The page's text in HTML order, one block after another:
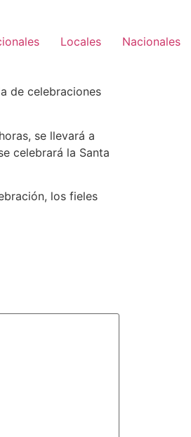
Locales Nacionales
de celebraciones
se llevará a
celebrará la Santa
los fieles